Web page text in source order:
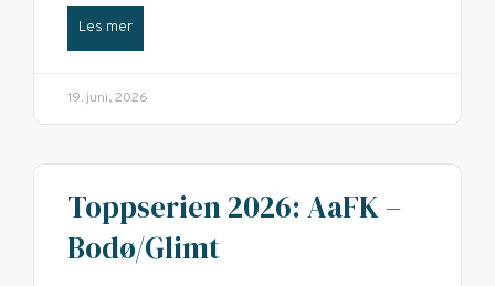
Les mer
19. juni, 2026
Toppserien 2026: AaFK –
Bodø/Glimt